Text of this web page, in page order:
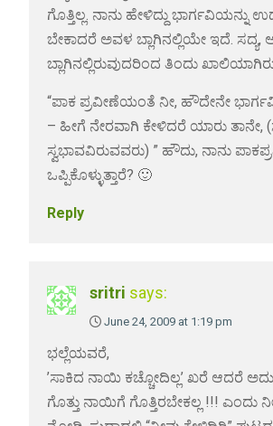
ಗೊತ್ತಿಲ್ಲ. ನಾನು ಹೇಳಿದ್ದು ಭಾರ್ಗವಿಯನ್ನು
ಬೇಕಾದರೆ ಅವಳ ಬ್ಲಾಗಿನಲ್ಲಿಯೇ ಇದೆ. ಸದ್ಯ,
ಬ್ಲಾಗಿನಲ್ಲಿರುವುದರಿಂದ ತಿಂದು
“ಪಾಕ ಪ್ರವೀಣೆಯಂತೆ ನೀ, ಹೌದೇನೇ
– ಹೀಗೆ ನೇರವಾಗಿ ಕೇಳಿದರೆ ಯಾರು
ಸ್ವಭಾವವಿರುವವರು) ” ಹೌದು, ನಾನು
ಒಪ್ಪಿಕೊಳ್ಳುತ್ತಾರೆ? 🙂
Reply
sritri says:
June 24, 2009 at 1:19 pm
ಭಲ್ಲೆಯವರೆ,
’ಸಾಕಿದ ನಾಯಿ ಕಚ್ಚೋದಿಲ್ಲ’ ಖರೆ ಆದರೆ
ಗೊತ್ತು ನಾಯಿಗೆ ಗೊತ್ತಿರಬೇಕಲ್ಲ !!! ಎಂದು